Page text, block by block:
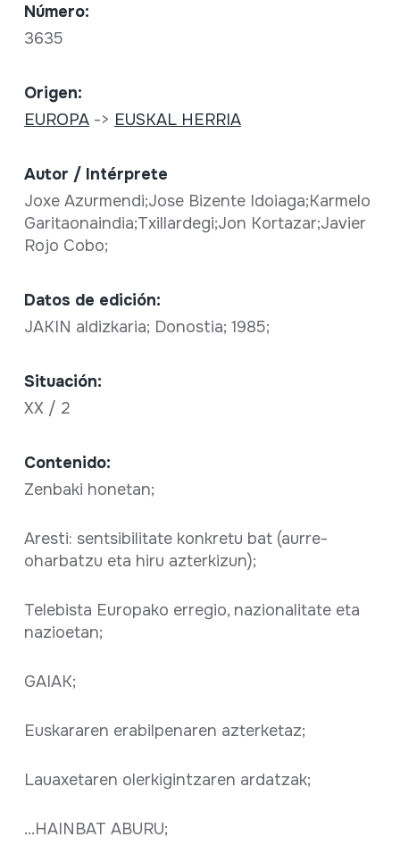
Número:
3635
Origen:
EUROPA-> EUSKAL HERRIA
Autor / Intérprete
Joxe Azurmendi;Jose Bizente Idoiaga;Karmelo
Garitaonaindia;Txillardegi;Jon Kortazar;Javier
Rojo Cobo;
Datos de edición:
JAKIN aldizkaria; Donostia; 1985;
Situación:
XX / 2
Contenido:
Zenbaki honetan;
Aresti: sentsibilitate konkretu bat (aurre-
oharbatzu eta hiru azterkizun);
Telebista Europako erregio, nazionalitate eta
nazioetan;
GAIAK;
Euskararen erabilpenaren azterketaz;
Lauaxetaren olerkigintzaren ardatzak;
...HAINBAT ABURU;